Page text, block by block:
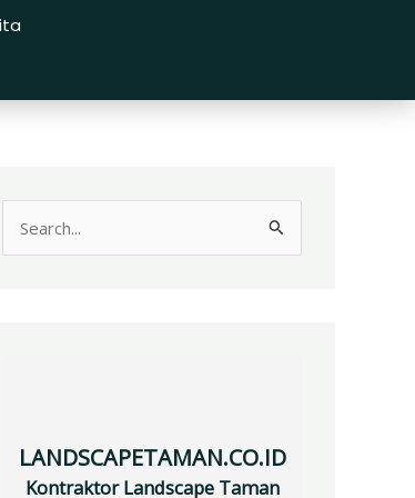
LANDSCAPETAMAN.CO.ID
Kontraktor Landscape Taman